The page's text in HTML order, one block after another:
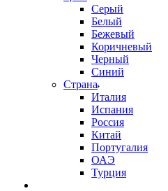
Серый
Белый
Бежевый
Коричневый
Черный
Синий
Страна
Италия
Испания
Россия
Китай
Португалия
ОАЭ
Турция